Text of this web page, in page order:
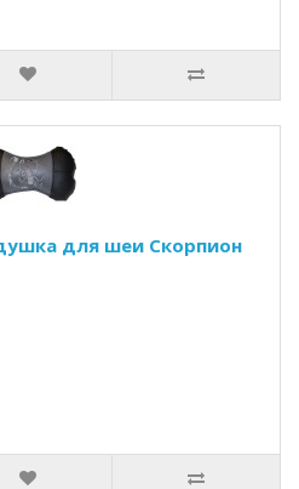
для шеи Скорпион